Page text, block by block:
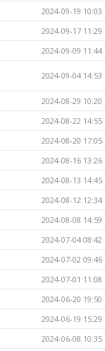
2024-09-19 10:03
2024-09-17 11:29
2024-09-09 11:44
2024-09-04 14:53
2024-08-29 10:20
2024-08-22 14:55
2024-08-20 17:05
2024-08-16 13:26
2024-08-13 14:45
2024-08-12 12:34
2024-08-08 14:59
2024-07-04 08:42
2024-07-02 09:46
2024-07-01 11:08
2024-06-20 19:50
2024-06-19 15:29
2024-06-08 10:35